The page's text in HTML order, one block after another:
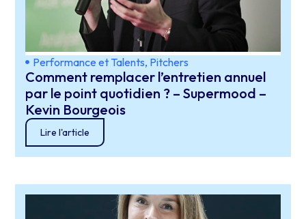
Performance et Talents, Pitchers
Comment remplacer l’entretien annuel
par le point quotidien ? – Supermood –
Kevin Bourgeois
Lire l'article